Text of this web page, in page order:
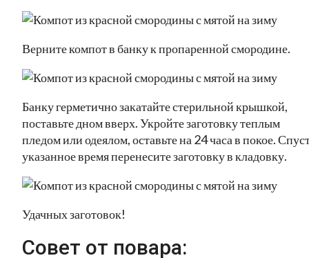
Верните компот в банку к пропаренной смородине.
Банку герметично закатайте стерильной крышкой,
поставьте дном вверх. Укройте заготовку теплым
пледом или одеялом, оставьте на 24 часа в покое.
указанное время перенесите заготовку в кладовку.
Удачных заготовок!
Совет от повара: